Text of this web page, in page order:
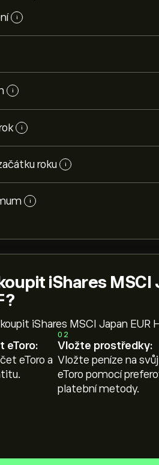
i
i
i
roku i
i
iShares MSCI
iShares MSCI Japan EUR
eToro:
eToro a
02
Vložte prostředky:
Vložte peníze na
eToro pomocí
platební metody.